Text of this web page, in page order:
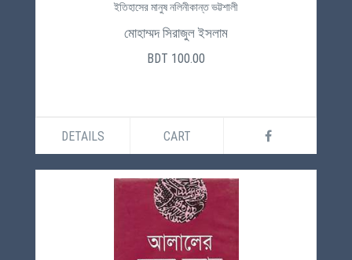
ইতিহাসের মানুষ নলিনীকান্ত ভট্টশালী
মোহাম্মদ সিরাজুল ইসলাম
BDT 100.00
DETAILS CART